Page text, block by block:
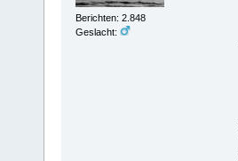
Berichten: 2.848
Geslacht: